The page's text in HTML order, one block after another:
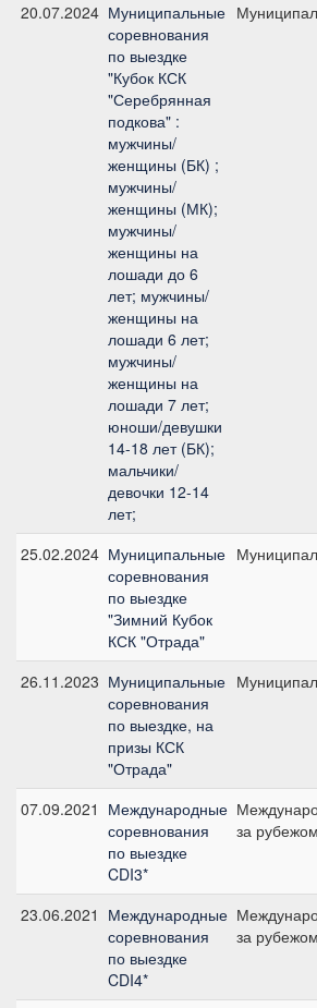
20.07.2024 Муниципальные
соревнования
по выездке
"Кубок КСК
"Серебрянная
подкова" :
мужчины/
женщины (БК) ;
мужчины/
женщины (МК);
мужчины/
женщины на
лошади до 6
лет; мужчины/
женщины на
лошади 6 лет;
мужчины/
женщины на
лошади 7 лет;
юноши/девушки
14-18 лет (БК);
мальчики/
девочки 12-14
лет;
25.02.2024 Муниципальные
соревнования
по выездке
"Зимний Кубок
КСК "Отрада"
26.11.2023 Муниципальные
соревнования
по выездке, на
призы КСК
"Отрада"
07.09.2021 Международные
соревнования
по выездке
CDI3*
за рубежом
23.06.2021 Международные
соревнования
по выездке
CDI4*
за рубежом